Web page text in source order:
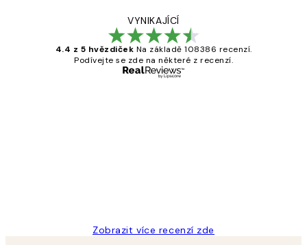
VYNIKAJÍCÍ
4.4 z 5 hvězdiček Na základě 108386 recenzí.
Podívejte se zde na některé z recenzí.
Zobrazit více recenzí zde